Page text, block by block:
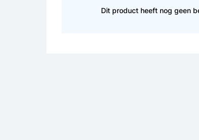
Dit product heeft nog geen